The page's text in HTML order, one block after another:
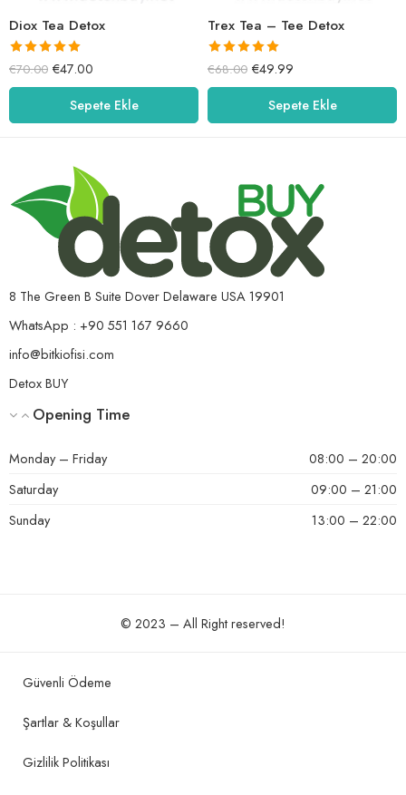
Diox Tea Detox
5 üzerinden
5.00oy aldı
€70.00 €47.00
Sepete Ekle
Trex Tea – Tee Detox
5 üzerinden
5.00oy aldı
€68.00 €49.99
Sepete Ekle
8 The Green B Suite Dover Delaware USA 19901
WhatsApp : +90 551 167 9660
info@bitkiofisi.com
Detox BUY
Opening Time
Monday – Friday
08:00 – 20:00
Saturday
09:00 – 21:00
Sunday
13:00 – 22:00
© 2023 – All Right reserved!
Güvenli Ödeme
Şartlar & Koşullar
Gizlilik Politikası